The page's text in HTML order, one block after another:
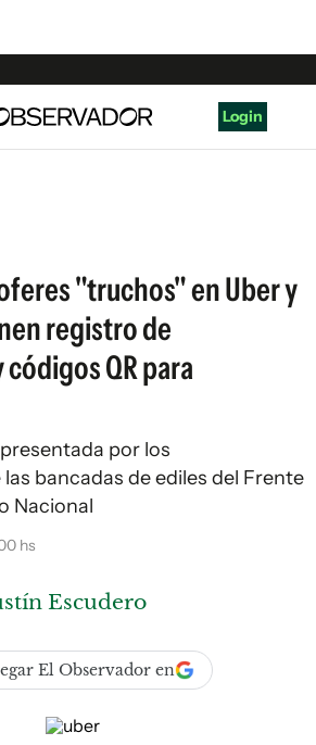
Login
"truchos" en Uber y
registro de
QR para
por los
bancadas de ediles del Frente
Nacional
hs
Escudero
El Observador en